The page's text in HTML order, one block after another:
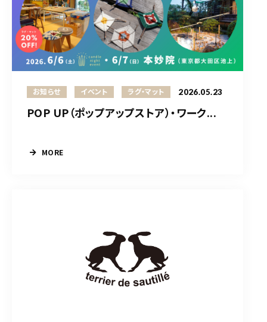
お知らせ イベント ラグ・マット 2026.05.23
POP UP（ポップアップストア）・ワーク...
MORE